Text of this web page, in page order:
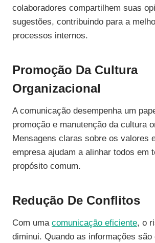
colaboradores compartilhem suas
sugestões, contribuindo para a
processos internos.
Promoção Da Cultura
Organizacional
A comunicação desempenha um
promoção e manutenção da cultura
Mensagens claras sobre os valores
empresa ajudam a alinhar todos em
propósito comum.
Redução De Conflitos
Com uma comunicação eficiente, o
diminui. Quando as informações são